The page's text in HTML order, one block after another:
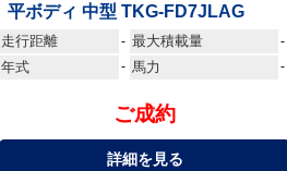
平ボディ 中型 TKG-FD7JLAG
走行距離 - 最大積載量 -
年式 - 馬力 -
ご成約
詳細を見る